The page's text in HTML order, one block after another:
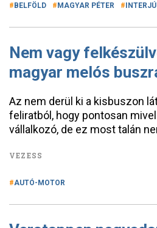
BELFÖLD MAGYAR PÉTER INTERJÚ
Nem vagy
magyar melós
Az nem derül ki a kisbuszon
feliratból, hogy pontosan
vállalkozó, de ez most talán
VEZESS
AUTÓ-MOTOR